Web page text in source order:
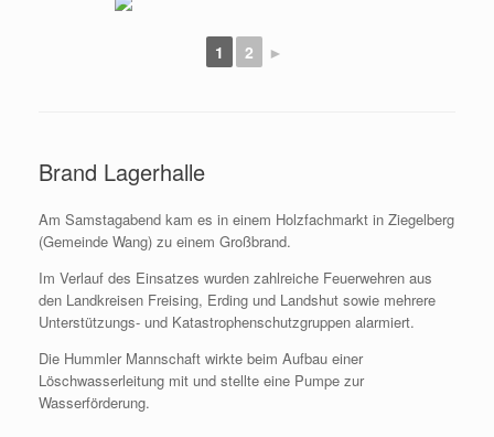
1 2 ►
Brand Lagerhalle
Am Samstagabend kam es in einem Holzfachmarkt in Ziegelberg
(Gemeinde Wang) zu einem Großbrand.
Im Verlauf des Einsatzes wurden zahlreiche Feuerwehren aus
den Landkreisen Freising, Erding und Landshut sowie mehrere
Unterstützungs- und Katastrophenschutzgruppen alarmiert.
Die Hummler Mannschaft wirkte beim Aufbau einer
Löschwasserleitung mit und stellte eine Pumpe zur
Wasserförderung.